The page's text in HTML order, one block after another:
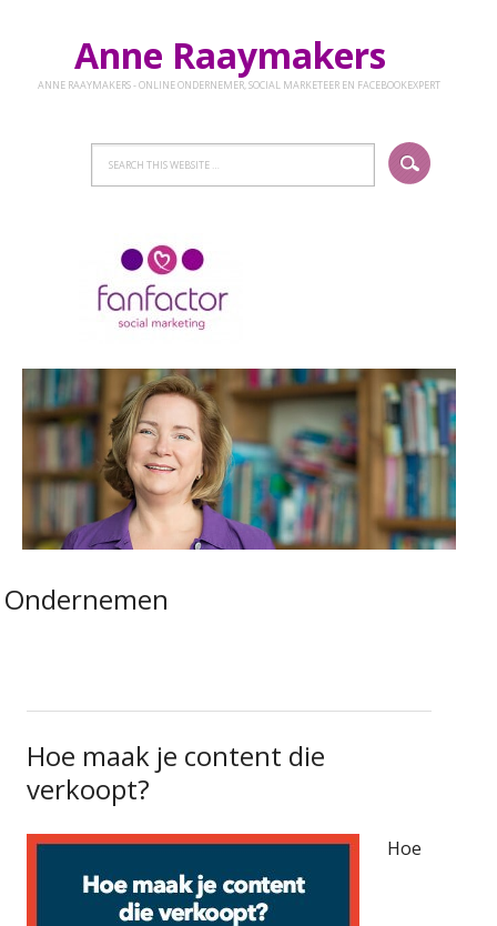
Anne Raaymakers
ANNE RAAYMAKERS - ONLINE ONDERNEMER, SOCIAL MARKETEER EN FACEBOOKEXPERT
Ondernemen
Hoe maak je content die
verkoopt?
Hoe